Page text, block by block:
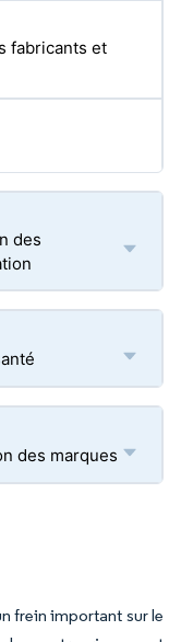
fabricants et
des
des marques
frein important sur le